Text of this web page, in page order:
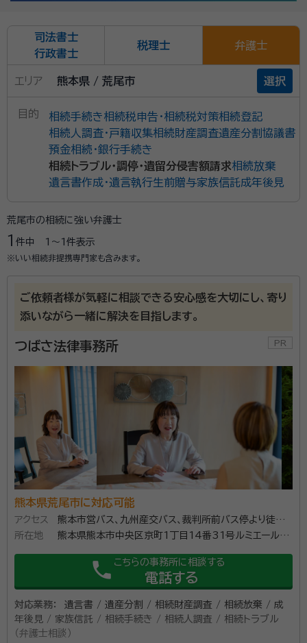
司法書士
行政書士
税理士 弁護士
エリア 熊本県 / 荒尾市 選択
目的 相続手続き相続税申告・相続税対策相続登記
相続人調査・戸籍収集相続財産調査遺産分割協議書
預金相続・銀行手続き
相続トラブル・調停・遺留分侵害額請求相続放棄
遺言書作成・遺言執行生前贈与家族信託成年後見
荒尾市の相続に強い弁護士
1 件中 1〜1 件表示
※いい相続非提携専門家も含みます。
ご依頼者様が気軽に相談できる安心感を大切にし、寄り
添いながら一緒に解決を目指します。
つばさ法律事務所
熊本県荒尾市に対応可能
アクセス
熊本市営バス、九州産交バス、裁判所前バス停より徒歩５
分
所在地
熊本県熊本市中央区京町1丁目14番31号ルミエール観
phone こちらの事務所に相談する
電話する
対応業務：
遺言書 / 遺産分割 / 相続財産調査 / 相続放棄 / 成
年後見 / 家族信託 / 相続手続き / 相続人調査 / 相続トラブル
（弁護士相談）